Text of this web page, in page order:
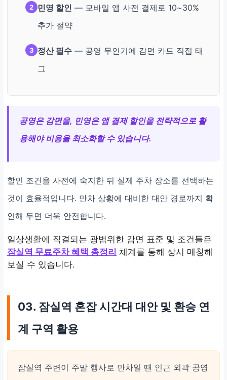
2 민영 할인 — 모바일 앱 사전 결제로 10~30%
추가 절약
3 정산 필수 — 공영 무인기에 감면 카드 직접 태
그
공영은 감면을, 민영은 앱 결제 할인을 전략적으로 활
용해야 비용을 최소화할 수 있습니다.
할인 조건을 사전에 숙지한 뒤 실제 주차 장소를 선택하는
것이 효율적입니다. 만차 상황에 대비한 대안 경로까지 확
인해 두면 더욱 안전합니다.
일상생활에 직결되는 광범위한 감면 표준 및 조건들은
잠실역 무료주차 혜택 총정리 체계를 통해 상시 매칭해
보실 수 있습니다.
03. 잠실역 혼잡 시간대 대안 및 환승 연
계 구역 활용
잠실역 주변이 주말 행사로 만차일 땐 인근 외곽 공영